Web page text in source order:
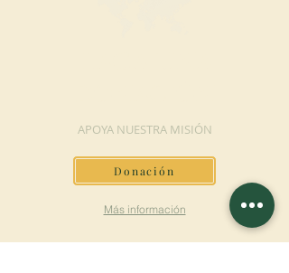
APOYA NUESTRA MISIÓN
Donación
Más información